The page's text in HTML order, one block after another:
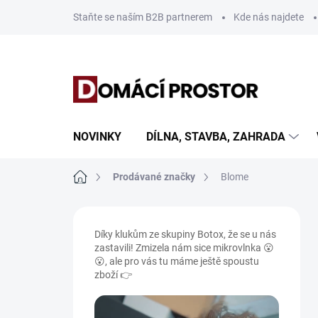
Staňte se naším B2B partnerem Kde nás najdete
NOVINKY DÍLNA, STAVBA, ZAHRADA
Domů Prodávané značky Blome
Díky klukům ze skupiny Botox, že se u nás
zastavili! Zmizela nám sice mikrovlnka 😮
😮, ale pro vás tu máme ještě spoustu
zboží 👉